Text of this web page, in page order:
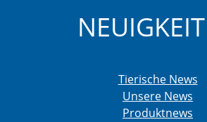
Tierische News
Unsere News
Produktnews